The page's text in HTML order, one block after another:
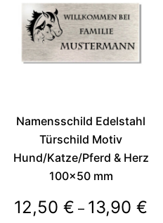
Varianten
auf.
Die
Optionen
der
Produktseite
gewählt
werden
Namensschild Edelstahl
Türschild Motiv
Hund/Katze/Pferd & Herz
100×50 mm
12,50€ – 13,90€